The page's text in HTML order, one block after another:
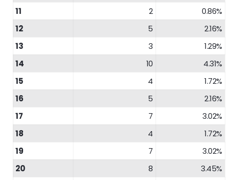
11
2
0.86%
12
5
2.16%
13
3
1.29%
14
10
4.31%
15
4
1.72%
16
5
2.16%
17
7
3.02%
18
4
1.72%
19
7
3.02%
20
8
3.45%